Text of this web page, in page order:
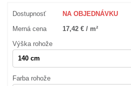
Dostupnosť NA OBJEDNÁVKU
Merná cena 17,42 € / m²
Výška rohože
Farba rohože